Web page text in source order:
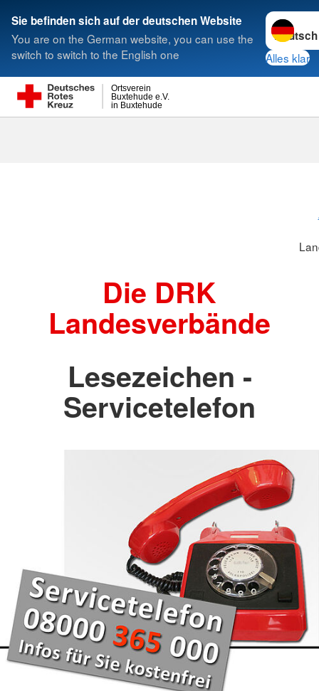
Sie befinden sich auf der deutschen Website
You are on the German website, you can use the
switch to switch to the English one
Sprache
Alles klar
in Buxtehude
Buxtehude e.V.
Ortsverein
Suche
Die DRK
Landesverbände
Lesezeichen -
Servicetelefon